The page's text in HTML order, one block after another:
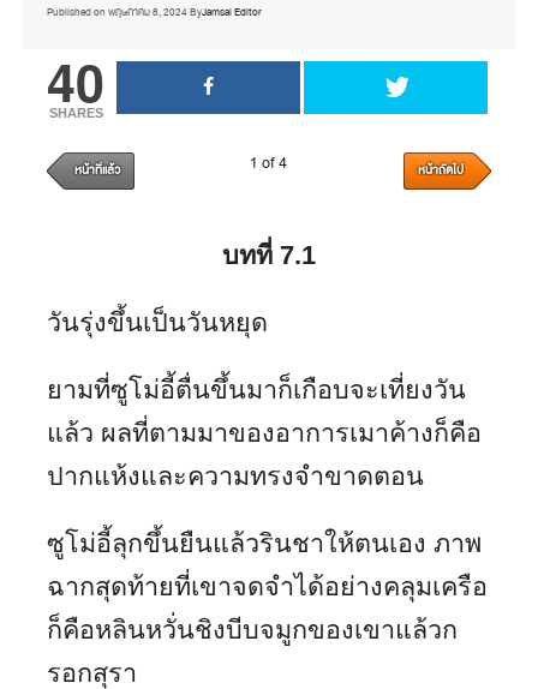
Published on พฤษภาคม 8, 2024ByJamsai Editor
40
SHARES
หน้าที่แล้ว 1 of 4 หน้าถัดไป
บทที่ 7.1
วันรุ่งขึ้นเป็นวันหยุด
ยามที่ซูโม่อี้ตื่นขึ้นมาก็เกือบจะเที่ยงวัน
แล้ว ผลที่ตามมาของอาการเมาค้างก็คือ
ปากแห้งและความทรงจำขาดตอน
ซูโม่อี้ลุกขึ้นยืนแล้วรินชาให้ตนเอง ภาพ
ฉากสุดท้ายที่เขาจดจำได้อย่างคลุมเครือ
ก็คือหลินหวั่นชิงบีบจมูกของเขาแล้วก
รอกสุรา